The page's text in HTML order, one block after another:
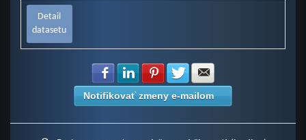
Detail
datasetu
Zdielať na Facebook
Zdielať na LinkedIn
Zdielať na Pinterest
Zdielať na Twitter
Notifikovať zmeny e-mailom